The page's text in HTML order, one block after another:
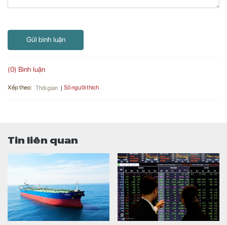
Gửi bình luận
(0) Bình luận
Xếp theo: Thời gian Số người thích
Tin liên quan